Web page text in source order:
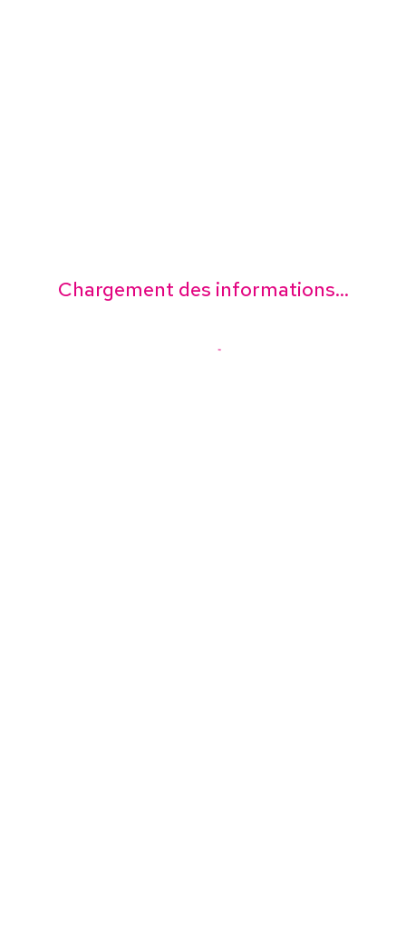
Chargement des informations...